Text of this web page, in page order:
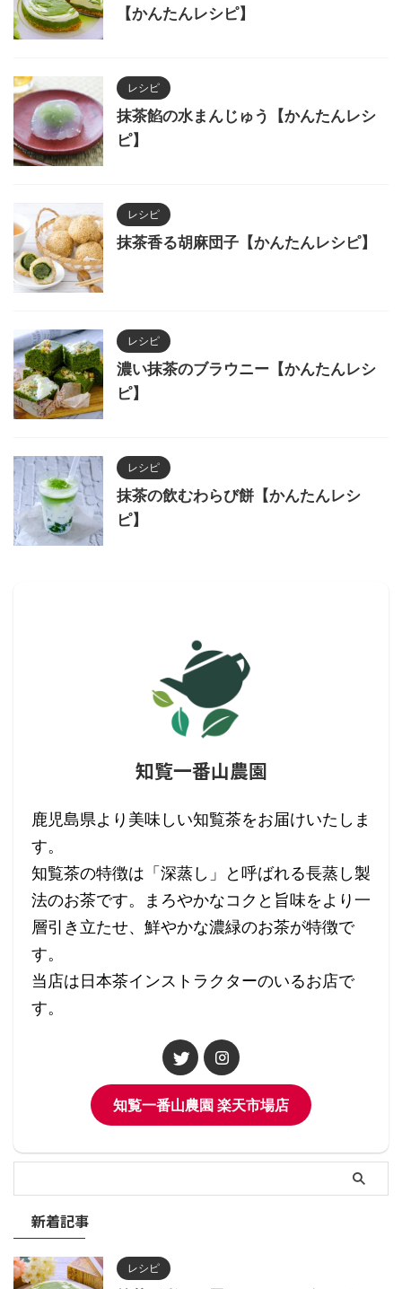
【かんたんレシピ】
レシピ
抹茶餡の水まんじゅう【かんたんレシ
ピ】
レシピ
抹茶香る胡麻団子【かんたんレシピ】
レシピ
濃い抹茶のブラウニー【かんたんレシ
ピ】
レシピ
抹茶の飲むわらび餅【かんたんレシ
ピ】
知覧一番山農園
鹿児島県より美味しい知覧茶をお届けいたしま
す。
知覧茶の特徴は「深蒸し」と呼ばれる長蒸し製
法のお茶です。まろやかなコクと旨味をより一
層引き立たせ、鮮やかな濃緑のお茶が特徴で
す。
当店は日本茶インストラクターのいるお店で
す。
知覧一番山農園 楽天市場店
新着記事
レシピ